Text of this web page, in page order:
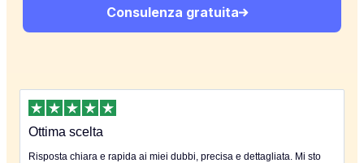
Consulenza gratuita
Ottima scelta
Risposta chiara e rapida ai miei dubbi, precisa e dettagliata. Mi sto